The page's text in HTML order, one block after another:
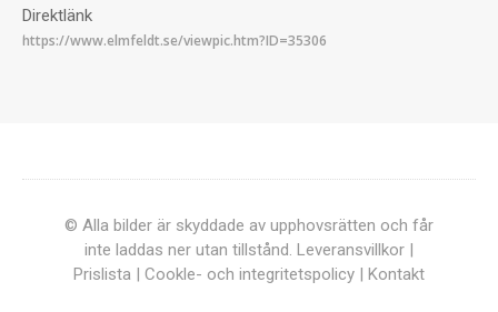
Direktlänk
© Alla bilder är skyddade av upphovsrätten och får
inte laddas ner utan tillstånd. Leveransvillkor |
Prislista | Cookle- och integritetspolicy | Kontakt